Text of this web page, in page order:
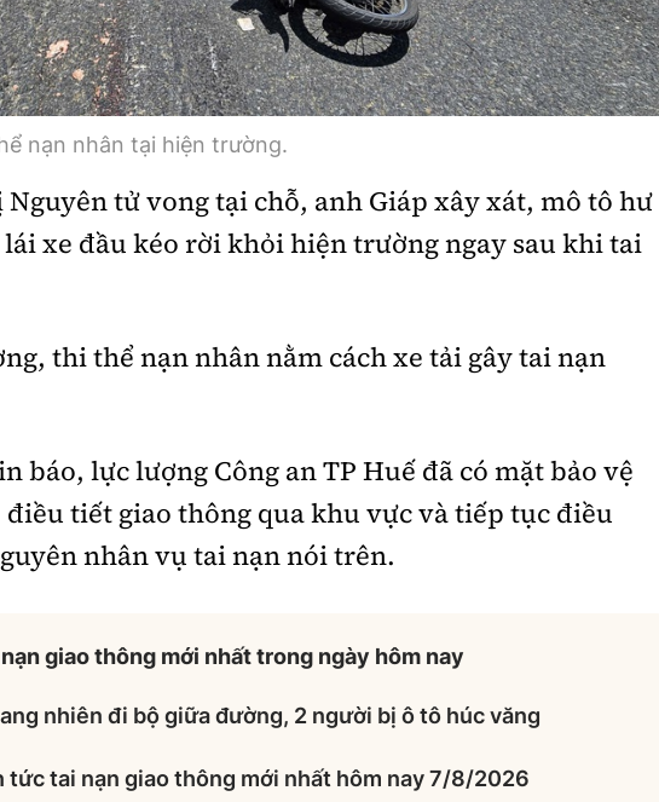
nạn nhân tại hiện trường.
Nguyên tử vong tại chỗ, anh Giáp xây xát, mô tô hư
xe đầu kéo rời khỏi hiện trường ngay sau khi tai
thi thể nạn nhân nằm cách xe tải gây tai nạn
báo, lực lượng Công an TP Huế đã có mặt bảo vệ
tiết giao thông qua khu vực và tiếp tục điều
nhân vụ tai nạn nói trên.
giao thông mới nhất trong ngày hôm nay
nhiên đi bộ giữa đường, 2 người bị ô tô húc văng
tức tai nạn giao thông mới nhất hôm nay 7/8/2026